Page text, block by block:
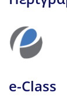
e-Class